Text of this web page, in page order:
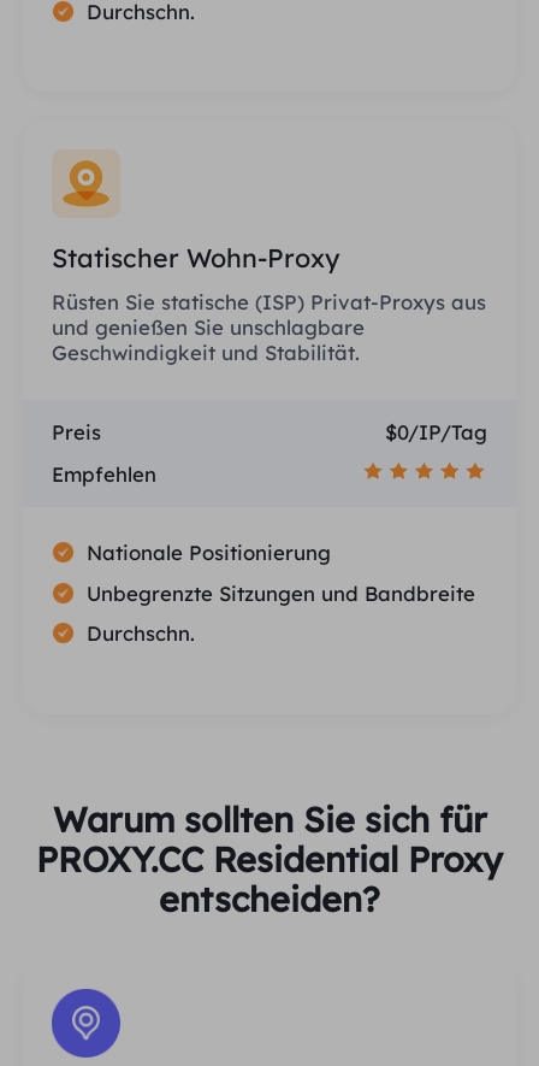
Durchschn.
Statischer Wohn-Proxy
Rüsten Sie statische (ISP) Privat-Proxys aus
und genießen Sie unschlagbare
Geschwindigkeit und Stabilität.
Preis
$0/IP/Tag
Empfehlen
Nationale Positionierung
Unbegrenzte Sitzungen und Bandbreite
Durchschn.
Warum sollten Sie sich für
PROXY.CC Residential Proxy
entscheiden?